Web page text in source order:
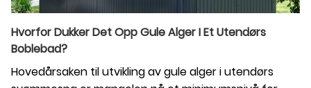
Hvorfor Dukker Det Opp Gule Alger I Et Utendørs
Boblebad?
Hovedårsaken til utvikling av gule alger i utendørs